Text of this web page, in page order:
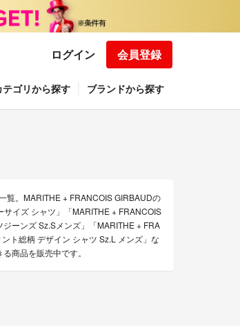
ログイン 会員登録
テゴリから探す ブランドから探す
覧。MARITHE + FRANCOIS GIRBAUDの
イズ シャツ」「MARITHE + FRANCOIS
ーンズ Sz.Sメンズ」「MARITHE + FRA
ト総柄 デザイン シャツ Sz.L メンズ」な
商品を販売中です。